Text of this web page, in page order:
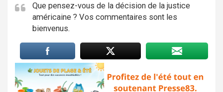
Que pensez-vous de la décision de la justice
américaine ? Vos commentaires sont les
bienvenus.